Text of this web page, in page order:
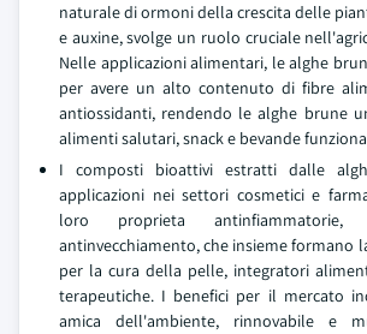
naturale di ormoni della crescita delle
e auxine, svolge un ruolo cruciale
Nelle applicazioni alimentari, le alghe
per avere un alto contenuto di fibre
antiossidanti, rendendo le alghe brune
alimenti salutari, snack e bevande
I composti bioattivi estratti dalle
applicazioni nei settori cosmetici e
loro proprieta antinfiammatorie,
antinvecchiamento, che insieme formano
per la cura della pelle, integratori
terapeutiche. I benefici per il mercato
amica dell'ambiente, rinnovabile e